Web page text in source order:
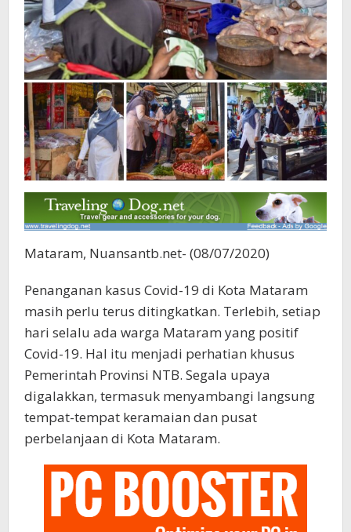
Mataram, Nuansantb.net- (08/07/2020)
Penanganan kasus Covid-19 di Kota Mataram
masih perlu terus ditingkatkan. Terlebih, setiap
hari selalu ada warga Mataram yang positif
Covid-19. Hal itu menjadi perhatian khusus
Pemerintah Provinsi NTB. Segala upaya
digalakkan, termasuk menyambangi langsung
tempat-tempat keramaian dan pusat
perbelanjaan di Kota Mataram.